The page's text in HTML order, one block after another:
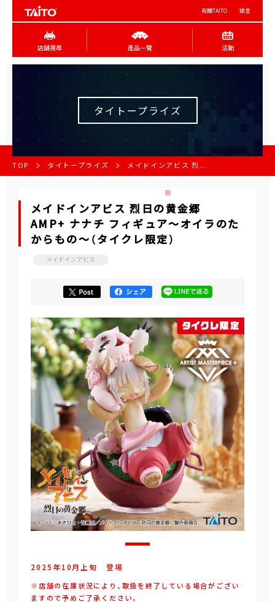
有關TAITO 語言
店舖搜尋 產品一覽 活動
タイトープライズ
TOP タイトープライズ メイドインアビス 烈...
メイドインアビス 烈日の黄金郷
AMP+ ナナチ フィギュア～オイラのた
からもの～（タイクレ限定）
メイドインアビス
2025年10月 上旬 登場
※店舗の在庫状況により、取扱を終了している場合がござい
ますので予めご了承ください。